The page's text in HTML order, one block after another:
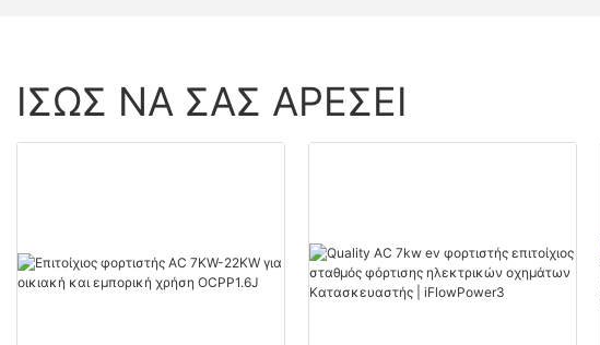
ΊΣΩΣ ΝΑ ΣΑΣ ΑΡΈΣΕΙ